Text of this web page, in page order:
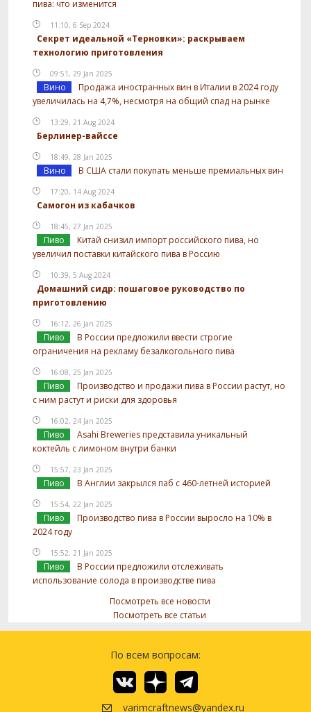
пива: что изменится
11:10, 6 Sep 2024
Секрет идеальной «Терновки»: раскрываем
технологию приготовления
09:51, 29 Jan 2025
Вино
Продажа иностранных вин в Италии в 2024 году
увеличилась на 4,7%, несмотря на общий спад на рынке
13:29, 21 Aug 2024
Берлинер-вайссе
18:49, 28 Jan 2025
Вино В США стали покупать меньше премиальных вин
17:20, 14 Aug 2024
Самогон из кабачков
18:45, 27 Jan 2025
Пиво
Китай снизил импорт российского пива, но
увеличил поставки китайского пива в Россию
10:39, 5 Aug 2024
Домашний сидр: пошаговое руководство по
приготовлению
16:12, 26 Jan 2025
Пиво
В России предложили ввести строгие
ограничения на рекламу безалкогольного пива
16:08, 25 Jan 2025
Пиво
Производство и продажи пива в России растут, но
с ним растут и риски для здоровья
16:02, 24 Jan 2025
Пиво
Asahi Breweries представила уникальный
коктейль с лимоном внутри банки
15:57, 23 Jan 2025
Пиво В Англии закрылся паб с 460-летней историей
15:54, 22 Jan 2025
Пиво
Производство пива в России выросло на 10% в
2024 году
15:52, 21 Jan 2025
Пиво
В России предложили отслеживать
использование солода в производстве пива
Посмотреть все новости
Посмотреть все статьи
По всем вопросам:
varimcraftnews@yandex.ru